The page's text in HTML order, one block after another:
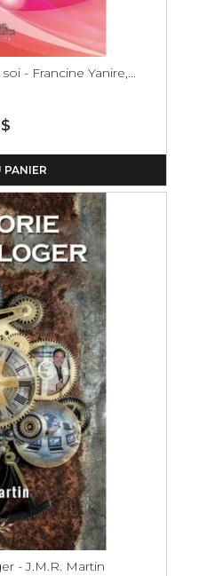
- Francine Yanire,...
PANIER
- J.M.R. Martin